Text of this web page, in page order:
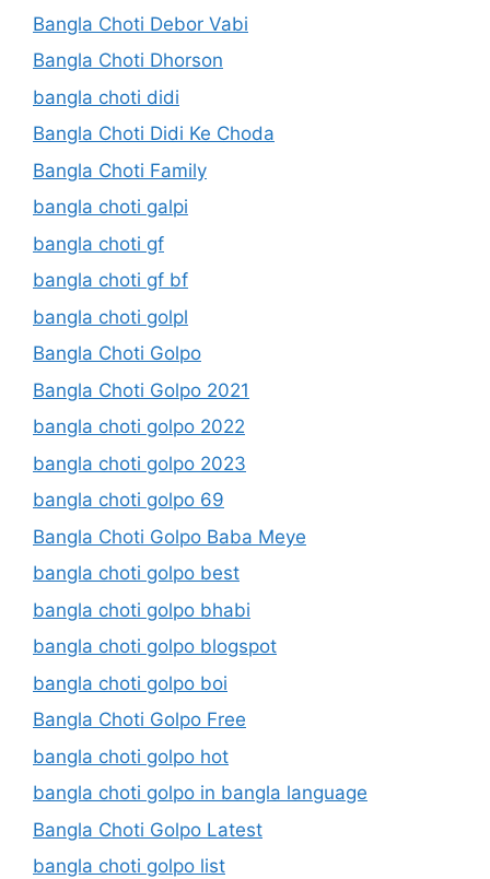
Bangla Choti Debor Vabi
Bangla Choti Dhorson
bangla choti didi
Bangla Choti Didi Ke Choda
Bangla Choti Family
bangla choti galpi
bangla choti gf
bangla choti gf bf
bangla choti golpl
Bangla Choti Golpo
Bangla Choti Golpo 2021
bangla choti golpo 2022
bangla choti golpo 2023
bangla choti golpo 69
Bangla Choti Golpo Baba Meye
bangla choti golpo best
bangla choti golpo bhabi
bangla choti golpo blogspot
bangla choti golpo boi
Bangla Choti Golpo Free
bangla choti golpo hot
bangla choti golpo in bangla language
Bangla Choti Golpo Latest
bangla choti golpo list